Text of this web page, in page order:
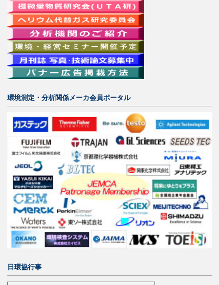
環境測定・分析関係メーカ会員ポータル
日環協行事